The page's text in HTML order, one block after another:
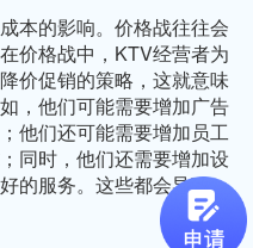
本的影响。价格战往往会
价格战中，KTV经营者为
价促销的策略，这就意味
，他们可能需要增加广告
他们还可能需要增加员工
同时，他们还需要增加设
的服务。这些都会导致